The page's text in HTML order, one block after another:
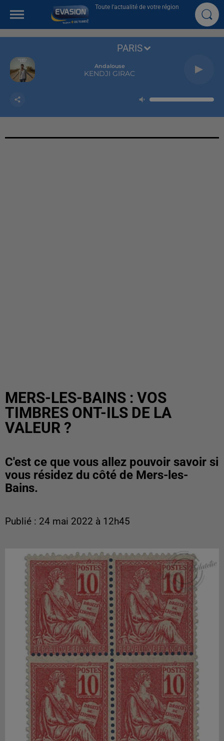
Toute l'actualité de votre région
Andalouse
KENDJI GIRAC
PARIS
MERS-LES-BAINS : VOS
TIMBRES ONT-ILS DE LA
VALEUR ?
C'est ce que vous allez pouvoir savoir si
vous résidez du côté de Mers-les-
Bains.
Publié : 24 mai 2022 à 12h45